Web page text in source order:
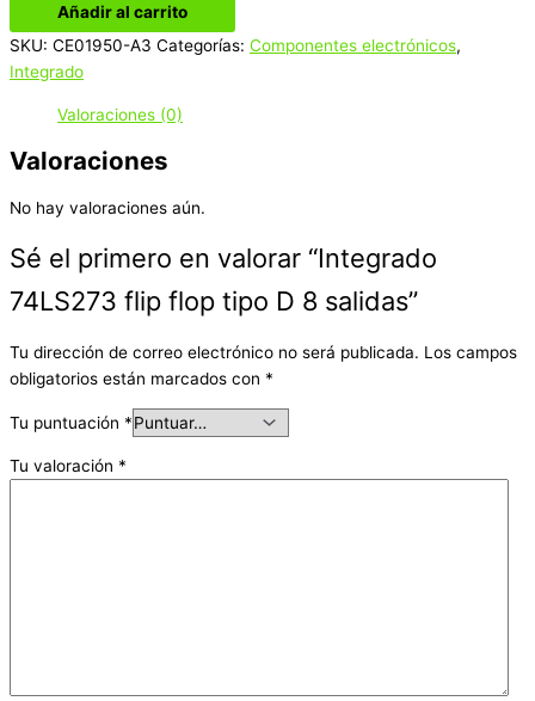
Añadir al carrito
SKU: CE01950-A3 Categorías: Componentes electrónicos,
Integrado
Valoraciones (0)
Valoraciones
No hay valoraciones aún.
Sé el primero en valorar “Integrado
74LS273 flip flop tipo D 8 salidas”
Tu dirección de correo electrónico no será publicada. Los campos
obligatorios están marcados con *
Tu puntuación *
Tu valoración *